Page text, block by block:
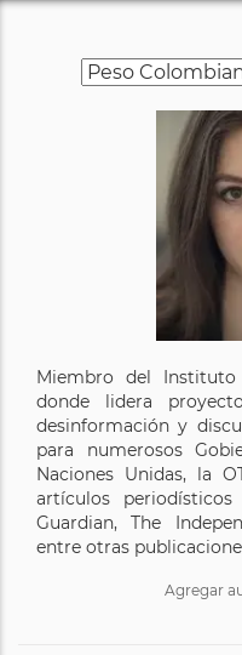
Miembro del
donde lidera
desinformación y
para numerosos
Naciones Unidas, la
artículos
Guardian, The
entre otras
Agregar